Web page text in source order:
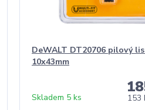
DeWALT DT20706 pilový
10x43mm
153
Skladem 5 ks